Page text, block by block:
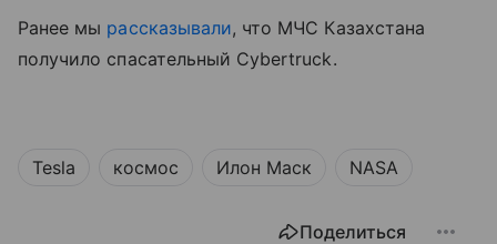
Ранее мы рассказывали, что МЧС Казахстана
получило спасательный Cybertruck.
Tesla космос Илон Маск NASA
Поделиться